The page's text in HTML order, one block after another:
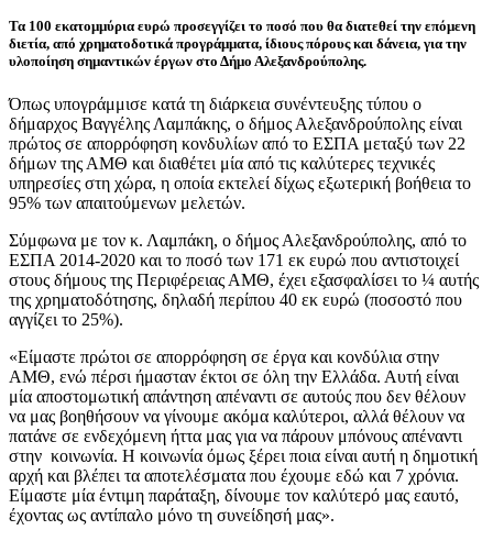
Τα 100 εκατομμύρια ευρώ προσεγγίζει το ποσό που θα διατεθεί την επόμενη
διετία, από χρηματοδοτικά προγράμματα, ίδιους πόρους και δάνεια, για την
υλοποίηση σημαντικών έργων στο Δήμο Αλεξανδρούπολης.
Όπως υπογράμμισε κατά τη διάρκεια συνέντευξης τύπου ο
δήμαρχος Βαγγέλης Λαμπάκης, ο δήμος Αλεξανδρούπολης είναι
πρώτος σε απορρόφηση κονδυλίων από το ΕΣΠΑ μεταξύ των 22
δήμων της ΑΜΘ και διαθέτει μία από τις καλύτερες τεχνικές
υπηρεσίες στη χώρα, η οποία εκτελεί δίχως εξωτερική βοήθεια το
95% των απαιτούμενων μελετών.
Σύμφωνα με τον κ. Λαμπάκη, ο δήμος Αλεξανδρούπολης, από το
ΕΣΠΑ 2014-2020 και το ποσό των 171 εκ ευρώ που αντιστοιχεί
στους δήμους της Περιφέρειας ΑΜΘ, έχει εξασφαλίσει το ¼ αυτής
της χρηματοδότησης, δηλαδή περίπου 40 εκ ευρώ (ποσοστό που
αγγίζει το 25%).
«Είμαστε πρώτοι σε απορρόφηση σε έργα και κονδύλια στην
ΑΜΘ, ενώ πέρσι ήμασταν έκτοι σε όλη την Ελλάδα. Αυτή είναι
μία αποστομωτική απάντηση απέναντι σε αυτούς που δεν θέλουν
να μας βοηθήσουν να γίνουμε ακόμα καλύτεροι, αλλά θέλουν να
πατάνε σε ενδεχόμενη ήττα μας για να πάρουν μπόνους απέναντι
στην κοινωνία. Η κοινωνία όμως ξέρει ποια είναι αυτή η δημοτική
αρχή και βλέπει τα αποτελέσματα που έχουμε εδώ και 7 χρόνια.
Είμαστε μία έντιμη παράταξη, δίνουμε τον καλύτερό μας εαυτό,
έχοντας ως αντίπαλο μόνο τη συνείδησή μας».